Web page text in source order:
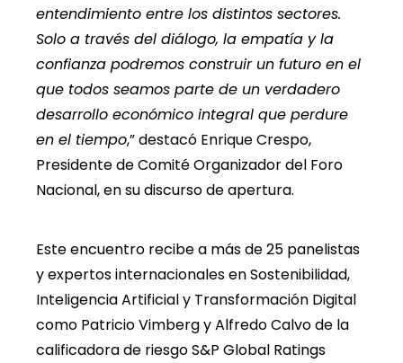
entendimiento entre los distintos sectores.
Solo a través del diálogo, la empatía y la
confianza podremos construir un futuro en el
que todos seamos parte de un verdadero
desarrollo económico integral que perdure
en el tiempo,” destacó Enrique Crespo,
Presidente de Comité Organizador del Foro
Nacional, en su discurso de apertura.
Este encuentro recibe a más de 25 panelistas
y expertos internacionales en Sostenibilidad,
Inteligencia Artificial y Transformación Digital
como Patricio Vimberg y Alfredo Calvo de la
calificadora de riesgo S&P Global Ratings